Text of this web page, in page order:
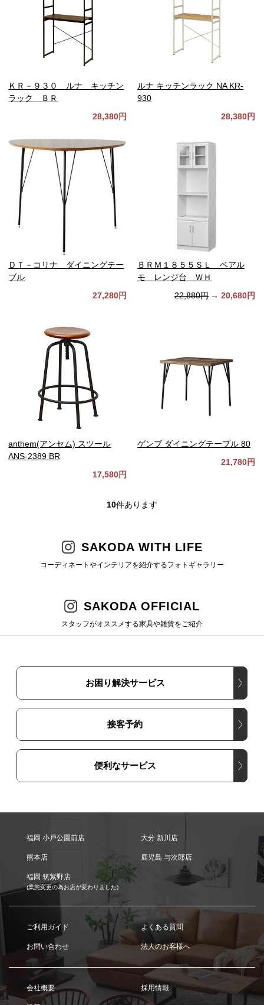
ＫＲ－９３０ ルナ キッチン
ラック ＢＲ
28,380円
ルナ キッチンラック NA KR-
930
28,380円
ＤＴ－コリナ ダイニングテー
ブル
27,280円
ＢＲＭ１８５５ＳＬ ベアル
モ レンジ台 ＷＨ
22,880円 → 20,680円
anthem(アンセム) スツール
ANS-2389 BR
17,580円
ゲンブ ダイニングテーブル 80
21,780円
10件あります
SAKODA WITH LIFE
コーディネートやインテリアを紹介するフォトギャラリー
SAKODA OFFICIAL
スタッフがオススメする家具や雑貨をご紹介
お困り解決サービス
接客予約
便利なサービス
福岡 小戸公園前店 大分 新川店
熊本店 鹿児島 与次郎店
福岡 筑紫野店
(業態変更の為お店が変わりました)
ご利用ガイド よくある質問
お問い合わせ 法人のお客様へ
会社概要 採用情報